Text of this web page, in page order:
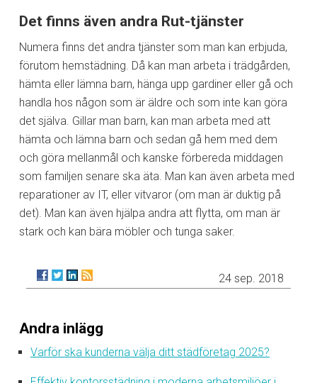
Det finns även andra Rut-tjänster
Numera finns det andra tjänster som man kan erbjuda,
förutom hemstädning. Då kan man arbeta i trädgården,
hämta eller lämna barn, hänga upp gardiner eller gå och
handla hos någon som är äldre och som inte kan göra
det själva. Gillar man barn, kan man arbeta med att
hämta och lämna barn och sedan gå hem med dem
och göra mellanmål och kanske förbereda middagen
som familjen senare ska äta. Man kan även arbeta med
reparationer av IT, eller vitvaror (om man är duktig på
det). Man kan även hjälpa andra att flytta, om man är
stark och kan bära möbler och tunga saker.
24 sep. 2018
Andra inlägg
Varför ska kunderna välja ditt städföretag 2025?